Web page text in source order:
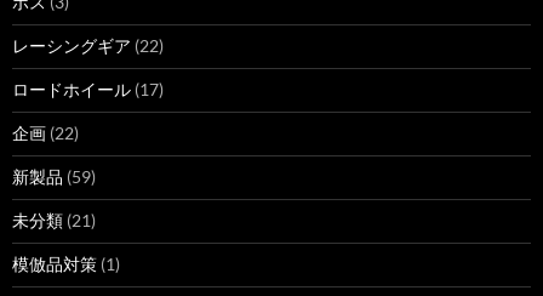
レーシングギア (22)
ロードホイール (17)
企画 (22)
新製品 (59)
未分類 (21)
模倣品対策 (1)